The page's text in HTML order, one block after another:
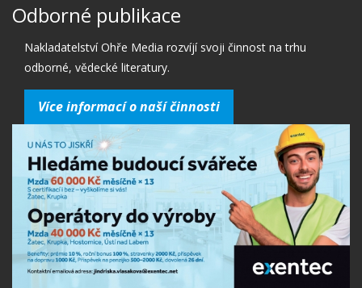
Odborné publikace
Nakladatelství Ohře Media rozvíjí svoji činnost na trhu
odborné, vědecké literatury.
Více informací o naší činnosti